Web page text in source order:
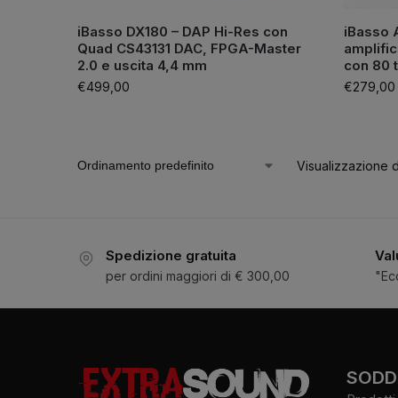
iBasso DX180 – DAP Hi-Res con
Quad CS43131 DAC, FPGA-Master
2.0 e uscita 4,4 mm
€499,00
iBasso
con 80
€279,00
Visualizzazione
Spedizione gratuita
per ordini maggiori di € 300,00